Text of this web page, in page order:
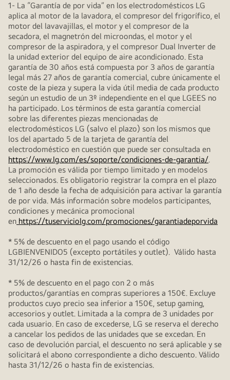
1- La “Garantía de por vida” en los electrodomésticos LG
aplica al motor de la lavadora, el compresor del frigorífico, el
motor del lavavajillas, el motor y el compresor de la
secadora, el magnetrón del microondas, el motor y el
compresor de la aspiradora, y el compresor Dual Inverter de
la unidad exterior del equipo de aire acondicionado. Esta
garantía de 30 años está compuesta por 3 años de garantía
legal más 27 años de garantía comercial, cubre únicamente el
coste de la pieza y supera la vida útil media de cada producto
según un estudio de un 3º independiente en el que LGEES no
ha participado. Los términos de esta garantía comercial
sobre las diferentes piezas mencionadas de
electrodomésticos LG (salvo el plazo) son los mismos que
los del apartado 5 de la tarjeta de garantía del
electrodoméstico en cuestión que puede ser consultada en
https://www.lg.com/es/soporte/condiciones-de-garantia/.
La promoción es válida por tiempo limitado y en modelos
seleccionados. Es obligatorio registrar la compra en el plazo
de 1 año desde la fecha de adquisición para activar la garantía
de por vida. Más información sobre modelos participantes,
condiciones y mecánica promocional
en https://tuserviciolg.com/promociones/garantiadeporvida
* 5% de descuento en el pago usando el código
LGBIENVENIDO5 (excepto portátiles y outlet). Válido hasta
31/12/26 o hasta fin de existencias.
* 5% de descuento en el pago con 2 o más
productos/garantías en compras superiores a 150€. Excluye
productos cuyo precio sea inferior a 150€, setup gaming,
accesorios y outlet. Limitada a la compra de 3 unidades por
cada usuario. En caso de excederse, LG se reserva el derecho
a cancelar los pedidos de las unidades que se excedan. En
caso de devolución parcial, el descuento no será aplicable y se
solicitará el abono correspondiente a dicho descuento. Válido
hasta 31/12/26 o hasta fin de existencias.